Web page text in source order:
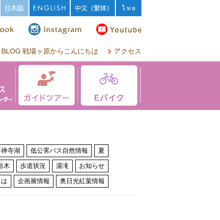
BLOG 戦場ヶ原からこんにちは アクセス
寺湖 低公害バス自然情報 夏
木 歩道状況 湯滝 お知らせ
企画展情報 奥日光紅葉情報